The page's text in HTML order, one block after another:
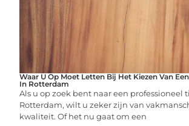
Waar U Op Moet Letten Bij Het Kiezen Van
In Rotterdam
Als u op zoek bent naar een
Rotterdam, wilt u zeker zijn van
kwaliteit. Of het nu gaat om een